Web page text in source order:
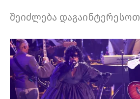
შეიძლება დაგაინტერესოთ